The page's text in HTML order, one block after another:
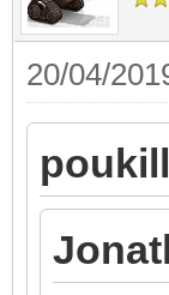
20/04/